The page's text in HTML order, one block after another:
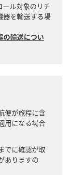
ール対象のリチ
器を輸送する場
の輸送につい
便が旅程に含
用になる場合
でに確認が取
ありますの